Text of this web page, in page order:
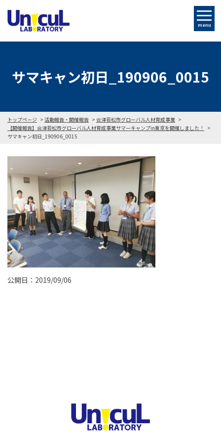
menu
サマキャン初日_190906_0015
トップページ 活動報告・開催報告
会津若松市グローバル人材育成事業
【開催報告】会津若松市グローバル人材育成事業サマーキャンプin東京を開催しました！
サマキャン初日_190906_0015
公開日：2019/09/06